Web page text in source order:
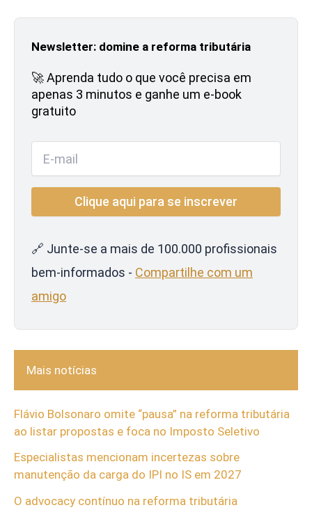
Newsletter: domine a reforma tributária
🚀 Aprenda tudo o que você precisa em
apenas 3 minutos e ganhe um e-book
gratuito
🔗 Junte-se a mais de 100.000 profissionais
bem-informados - Compartilhe com um
amigo
Mais notícias
Flávio Bolsonaro omite “pausa” na reforma tributária
ao listar propostas e foca no Imposto Seletivo
Especialistas mencionam incertezas sobre
manutenção da carga do IPI no IS em 2027
O advocacy contínuo na reforma tributária